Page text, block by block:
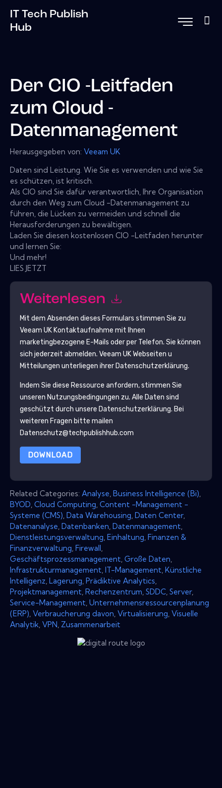
IT Tech Publish
Hub
Der CIO -Leitfaden
zum Cloud -
Datenmanagement
Herausgegeben von: Veeam UK
Daten sind Leistung. Wie Sie es verwenden und wie Sie
es schützen, ist kritisch.
Als CIO sind Sie dafür verantwortlich, Ihre Organisation
durch den Weg zum Cloud -Datenmanagement zu
führen, die Lücken zu vermeiden und schnell die
Herausforderungen zu bewältigen.
Laden Sie diesen kostenlosen CIO -Leitfaden herunter
und lernen Sie:
Und mehr!
LIES JETZT
Weiterlesen
Mit dem Absenden dieses Formulars stimmen Sie zu
Veeam UKKontaktaufnahme mit Ihnen
marketingbezogene E-Mails oder per Telefon. Sie können
sich jederzeit abmelden. Veeam UKWebseiten u
Mitteilungen unterliegen ihrer Datenschutzerklärung.
Indem Sie diese Ressource anfordern, stimmen Sie
unseren Nutzungsbedingungen zu. Alle Daten sind
geschützt durch unsere Datenschutzerklärung. Bei
weiteren Fragen bitte mailen
Datenschutz@techpublishhub.com
DOWNLOAD
Related Categories: Analyse Business Intelligence (Bi)
BYOD Cloud Computing Content -Management -
Systeme (CMS) Data Warehousing Daten Center,
Datenanalyse Datenbanken Datenmanagement
Dienstleistungsverwaltung Einhaltung Finanzen &
Finanzverwaltung Firewall
Geschäftsprozessmanagement Große Daten
Infrastrukturmanagement IT-Management Künstliche
Intelligenz Lagerung Prädiktive Analytics
Projektmanagement Rechenzentrum SDDC Server,
Service-Management Unternehmensressourcenplanung
(ERP) Verbraucherung davon Virtualisierung Visuelle
Analytik VPN Zusammenarbeit